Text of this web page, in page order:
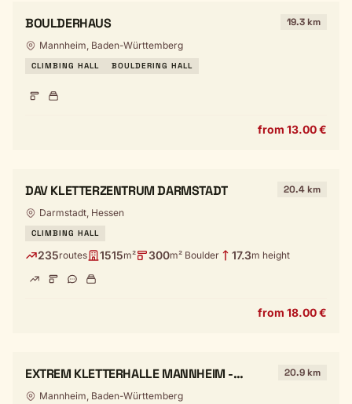
BOULDERHAUS 19.3 km
Mannheim, Baden-Württemberg
CLIMBING HALL BOULDERING HALL
from 13.00 €
DAV KLETTERZENTRUM DARMSTADT 20.4 km
Darmstadt, Hessen
CLIMBING HALL
235routes 1515m² 300m² Boulder 17.3m height
from 18.00 €
EXTREM KLETTERHALLE MANNHEIM -
CLOSED
20.9 km
Mannheim, Baden-Württemberg